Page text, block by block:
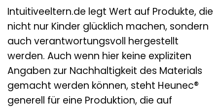
Intuitiveeltern.de legt Wert auf Produkte, die
nicht nur Kinder glücklich machen, sondern
auch verantwortungsvoll hergestellt
werden. Auch wenn hier keine expliziten
Angaben zur Nachhaltigkeit des Materials
gemacht werden können, steht Heunec®
generell für eine Produktion, die auf